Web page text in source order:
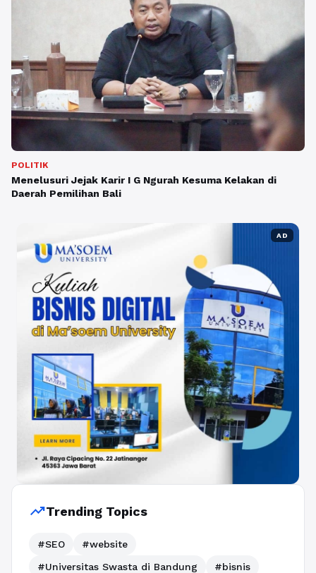
POLITIK
Menelusuri Jejak Karir I G Ngurah Kesuma Kelakan di
Daerah Pemilihan Bali
AD
trending_upTrending Topics
#SEO
#website
#Universitas Swasta di Bandung
#bisnis